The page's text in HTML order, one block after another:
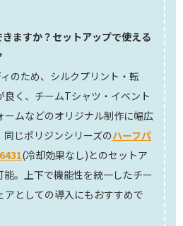
ますか？セットアップで使える
のため、シルクプリント・転
良く、チームTシャツ・イベント
ームなどのオリジナル制作に幅広
じポリジンシリーズのハーフパ
(冷却効果なし)とのセットア
能。上下で機能性を統一したチー
アとしての導入にもおすすめで